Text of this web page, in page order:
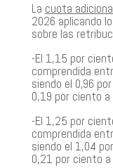
La cuota
2026 aplicando
sobre las
-El 1,15 por
comprendida
siendo el 0,96
0,19 por ciento
-El 1,25 por
comprendida
siendo el 1,04
0,21 por ciento